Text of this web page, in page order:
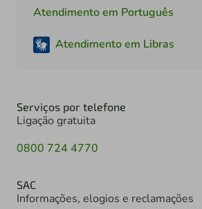
Atendimento em Português
Atendimento em Libras
Serviços por telefone
Ligação gratuita
0800 724 4770
SAC
Informações, elogios e reclamações